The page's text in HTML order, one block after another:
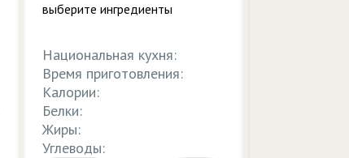
выберите ингредиенты
Национальная кухня:
Время приготовления:
Калории:
Белки:
Жиры:
Углеводы: